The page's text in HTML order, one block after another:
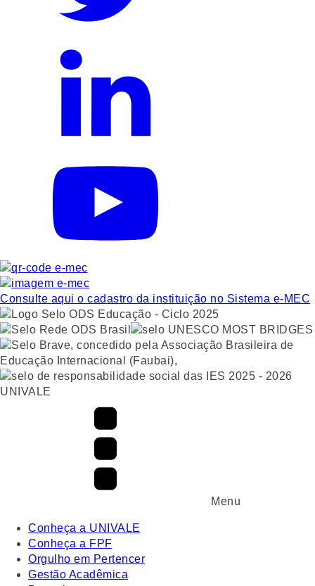
Consulte aqui o cadastro da instituição no Sistema e-MEC
UNIVALE
Menu
Conheça a UNIVALE
Conheça a FPF
Orgulho em Pertencer
Gestão Acadêmica